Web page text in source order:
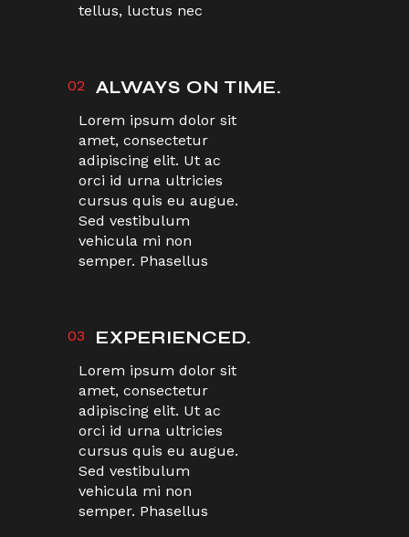
tellus, luctus nec
02 ALWAYS ON TIME.
Lorem ipsum dolor sit
amet, consectetur
adipiscing elit. Ut ac
orci id urna ultricies
cursus quis eu augue.
Sed vestibulum
vehicula mi non
semper. Phasellus
03 EXPERIENCED.
Lorem ipsum dolor sit
amet, consectetur
adipiscing elit. Ut ac
orci id urna ultricies
cursus quis eu augue.
Sed vestibulum
vehicula mi non
semper. Phasellus